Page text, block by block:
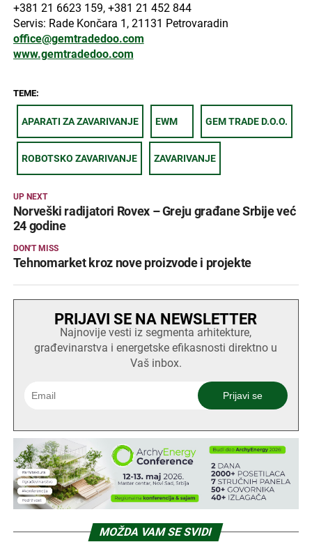
+381 21 6623 159, +381 21 452 844
Servis: Rade Končara 1, 21131 Petrovaradin
office@gemtradedoo.com
www.gemtradedoo.com
TEME:
APARATI ZA ZAVARIVANJE EWM GEM TRADE D.O.O.
ROBOTSKO ZAVARIVANJE ZAVARIVANJE
UP NEXT
Norveški radijatori Rovex – Greju građane Srbije već
24 godine
DON'T MISS
Tehnomarket kroz nove proizvode i projekte
PRIJAVI SE NA NEWSLETTER
Najnovije vesti iz segmenta arhitekture,
građevinarstva i energetske efikasnosti direktno u
Vaš inbox.
MOŽDA VAM SE SVIDI